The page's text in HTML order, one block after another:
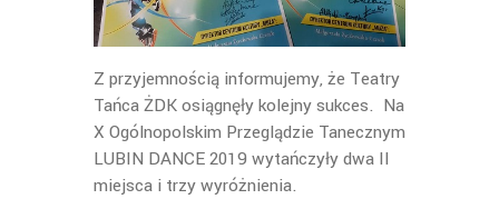
Z przyjemnością informujemy, że Teatry
Tańca ŻDK osiągnęły kolejny sukces. Na
X Ogólnopolskim Przeglądzie Tanecznym
LUBIN DANCE 2019 wytańczyły dwa II
miejsca i trzy wyróżnienia.